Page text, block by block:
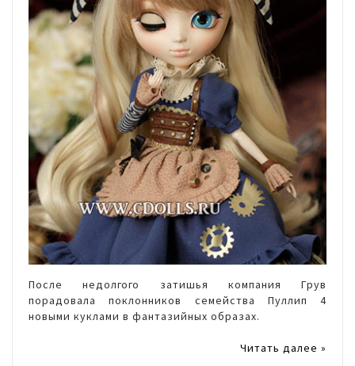
После недолгого затишья компания Грув
порадовала поклонников семейства Пуллип 4
новыми куклами в фантазийных образах.
Читать далее »